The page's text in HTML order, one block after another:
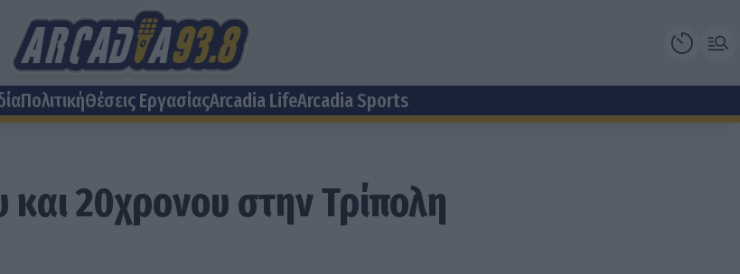
ΠολιτικήΘέσεις EργασίαςArcadia LifeArcadia Sports
20χρονου στην Τρίπολη